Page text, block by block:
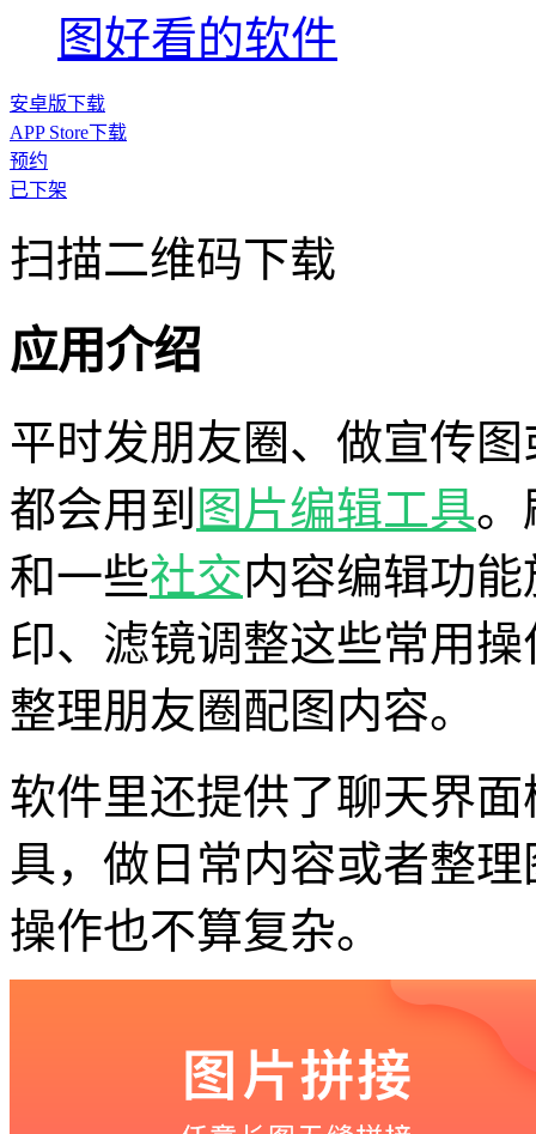
图好看的软件
安卓版下载
APP Store下载
预约
已下架
扫描二维码下载
应用介绍
平时发朋友圈、做宣传
都会用到 图片编辑工具。
和一些社交内容编辑功
印、滤镜调整这些常用
整理朋友圈配图内容。
软件里还提供了聊天界
具，做日常内容或者整
操作也不算复杂。